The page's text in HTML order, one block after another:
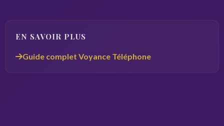
EN SAVOIR PLUS
Guide complet Voyance Téléphone